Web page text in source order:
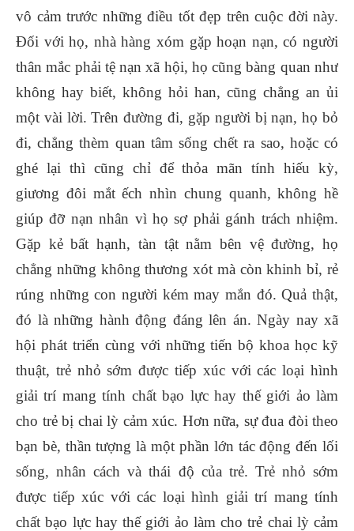
vô cảm trước những điều tốt đẹp trên cuộc đời này.
Đối với họ, nhà hàng xóm gặp hoạn nạn, có người
thân mắc phải tệ nạn xã hội, họ cũng bàng quan như
không hay biết, không hỏi han, cũng chẳng an ủi
một vài lời. Trên đường đi, gặp người bị nạn, họ bỏ
đi, chẳng thèm quan tâm sống chết ra sao, hoặc có
ghé lại thì cũng chỉ để thỏa mãn tính hiếu kỳ,
giương đôi mắt ếch nhìn chung quanh, không hề
giúp đỡ nạn nhân vì họ sợ phải gánh trách nhiệm.
Gặp kẻ bất hạnh, tàn tật nằm bên vệ đường, họ
chẳng những không thương xót mà còn khinh bỉ, rẻ
rúng những con người kém may mắn đó. Quả thật,
đó là những hành động đáng lên án. Ngày nay xã
hội phát triển cùng với những tiến bộ khoa học kỹ
thuật, trẻ nhỏ sớm được tiếp xúc với các loại hình
giải trí mang tính chất bạo lực hay thế giới ảo làm
cho trẻ bị chai lỳ cảm xúc. Hơn nữa, sự đua đòi theo
bạn bè, thần tượng là một phần lớn tác động đến lối
sống, nhân cách và thái độ của trẻ. Trẻ nhỏ sớm
được tiếp xúc với các loại hình giải trí mang tính
chất bạo lực hay thế giới ảo làm cho trẻ chai lỳ cảm